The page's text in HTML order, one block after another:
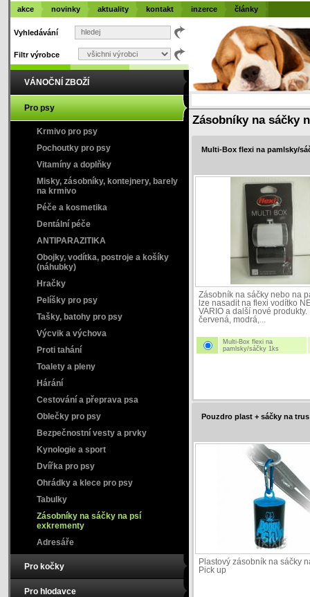
Zásobníky na sáčky
Multi-Box flexi na pamlsky/
Zásobník na sáčky nebo na
lze nasadit na flexi vodítko
VARIO a další nové produkty.
červená, modrá,
Multi-Box flexi na
pamlsky/sáčky 1ks
Pouzdro plast + sáčky na trus
Plastový zásobník na sáčky
Pick up
Vyhledávání
Filtr výrobce
VÁNOČNÍ ZBOŽÍ
Pro psy
Krmivo pro psy
Pochoutky pro psy
Vitamíny a doplňky
Misky, zásobníky, kontejnery, barely
na krmivo
Péče a kosmetika
Dentální péče
ANTIPARAZITIKA
Obojky, vodítka, postroje a košíky
(náhubky)
Hračky
Pelíšky pro psy
Tašky, batohy pro psy
Výcvik a výchova
Proti tahání
Toalety a pleny
Hárání
Cestování a přeprava psa
Oblečky pro psy
Bezpečnostní vesty a prvky
Kynologie a sport
Dvířka pro psy
Ohrádky a klece pro psy
Tabulky
Zásobníky na sáčky na psí
exkrementy
Adresáře
Pro kočky
Pro hlodavce
akce novinky aktuality kontakt inzerce články